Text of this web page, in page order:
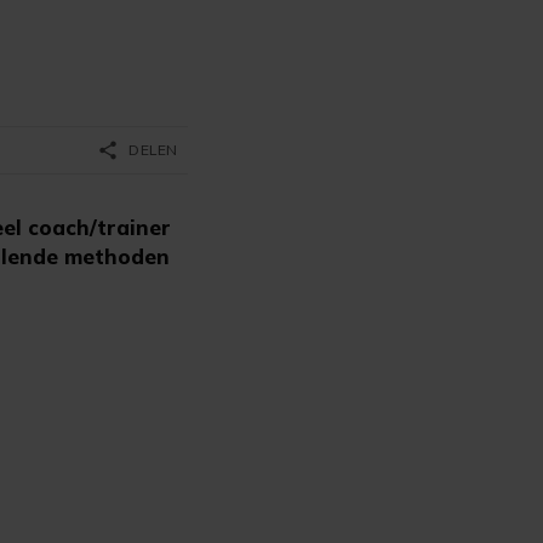
coach/trainer
methoden
share DELEN